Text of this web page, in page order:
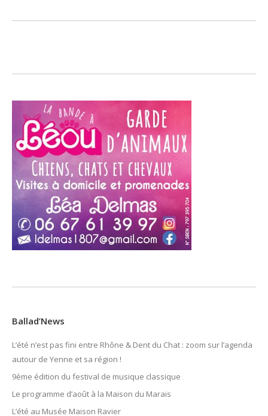
Ballad’News
L’été n’est pas fini entre Rhône & Dent du Chat : zoom sur l’agenda
autour de Yenne et sa région !
9ème édition du festival de musique classique
Le programme d’août à la Maison du Marais
L’été au Musée Maison Ravier